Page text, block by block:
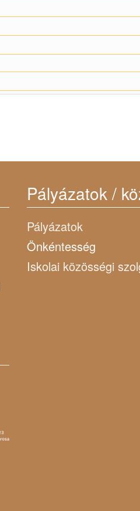
Pályázatok /
Pályázatok
Önkéntesség
Iskolai közösségi